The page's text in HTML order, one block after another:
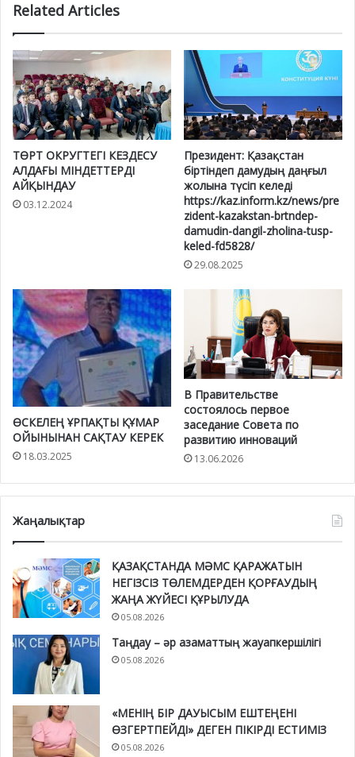
Related Articles
ТӨРТ ОКРУГТЕГІ КЕЗДЕСУ
АЛДАҒЫ МІНДЕТТЕРДІ
АЙҚЫНДАУ
03.12.2024
Президент: Қазақстан
біртіндеп дамудың даңғыл
жолына түсіп келеді
https://kaz.inform.kz/news/pre
zident-kazakstan-brtndep-
damudin-dangil-zholina-tusp-
keled-fd5828/
29.08.2025
ӨСКЕЛЕҢ ҰРПАҚТЫ ҚҰМАР
ОЙЫНЫНАН САҚТАУ КЕРЕК
18.03.2025
В Правительстве
состоялось первое
заседание Совета по
развитию инноваций
13.06.2026
Жаңалықтар
ҚАЗАҚСТАНДА МӘМС ҚАРАЖАТЫН
НЕГІЗСІЗ ТӨЛЕМДЕРДЕН ҚОРҒАУДЫҢ
ЖАҢА ЖҮЙЕСІ ҚҰРЫЛУДА
05.08.2026
Таңдау – әр азаматтың жауапкершілігі
05.08.2026
«МЕНІҢ БІР ДАУЫСЫМ ЕШТЕҢЕНІ
ӨЗГЕРТПЕЙДІ» ДЕГЕН ПІКІРДІ ЕСТИМІЗ
05.08.2026